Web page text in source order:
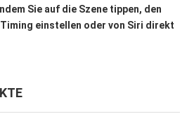
Sie auf die Szene tippen, den
einstellen oder von Siri direkt